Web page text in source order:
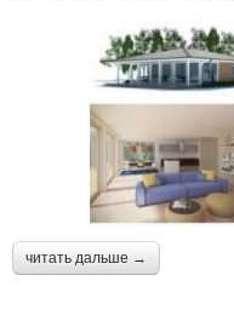
читать дальше →